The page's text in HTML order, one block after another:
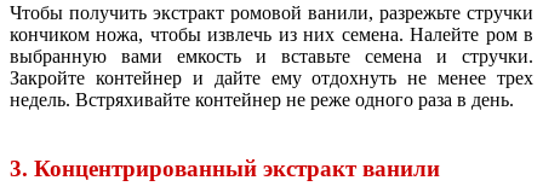
Чтобы получить экстракт ромовой ванили, разрежьте стручки
кончиком ножа, чтобы извлечь из них семена. Налейте ром в
выбранную вами емкость и вставьте семена и стручки.
Закройте контейнер и дайте ему отдохнуть не менее трех
недель. Встряхивайте контейнер не реже одного раза в день.
3. Концентрированный экстракт ванили